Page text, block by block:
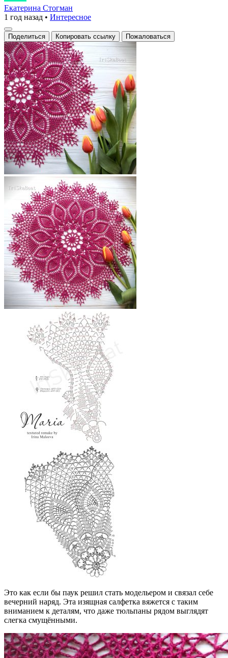
то
кружевной
шедевр!
Екатерина Стогман
1 год назад • Интересное
Поделиться Копировать ссылку Пожаловаться
Это как если бы паук решил стать модельером и связал себе
вечерний наряд. Эта изящная салфетка вяжется с таким
вниманием к деталям, что даже тюльпаны рядом выглядят
слегка смущёнными.